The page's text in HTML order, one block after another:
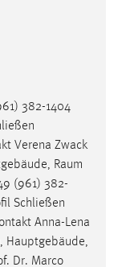
382-1404
Verena Zwack
Raum
(961) 382-
Schließen
Anna-Lena
Hauptgebäude,
Dr. Marco